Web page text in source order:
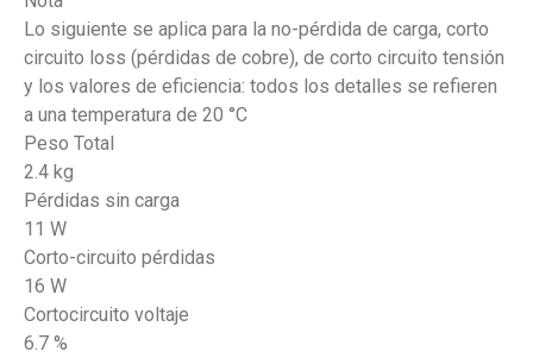
Lo siguiente se aplica para la no-pérdida de carga, corto
circuito loss (pérdidas de cobre), de corto circuito tensión
y los valores de eficiencia: todos los detalles se refieren
a una temperatura de 20 °C
Peso Total
2.4 kg
Pérdidas sin carga
11 W
Corto-circuito pérdidas
16 W
Cortocircuito voltaje
6.7 %